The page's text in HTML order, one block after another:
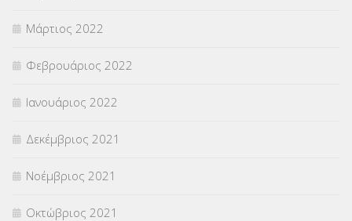
Μάρτιος 2022
Φεβρουάριος 2022
Ιανουάριος 2022
Δεκέμβριος 2021
Νοέμβριος 2021
Οκτώβριος 2021